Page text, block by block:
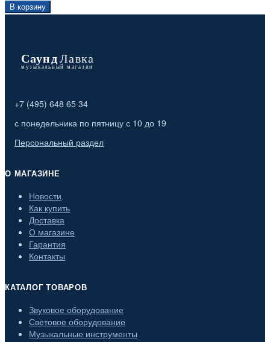
В корзину
+7 (495) 648 65 34
с понедельника по пятницу с 10 до 19
Персональный раздел
О МАГАЗИНЕ
Новости
Как купить
Доставка
О магазине
Гарантия
Контакты
КАТАЛОГ ТОВАРОВ
Звуковое оборудование
Световое оборудование
Музыкальные инструменты